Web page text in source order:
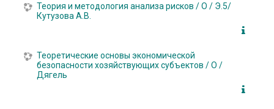
Теория и методология анализа рисков / О / Э.5/
Кутузова А.В.
Теоретические основы экономической
безопасности хозяйствующих субъектов / О /
Дягель